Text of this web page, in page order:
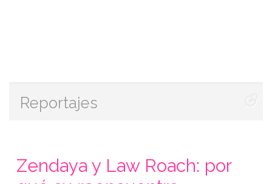
Reportajes
Zendaya y Law Roach: por